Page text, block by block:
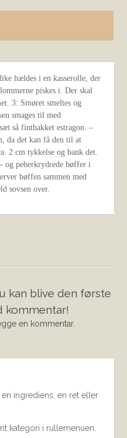
hældes i en kasserolle, der
piskes i. Der skal
3: Smøret smeltes og
smages til med
så finthakket estragon. –
da det kan få den til at
2 cm tykkelse og bank det.
og peberkrydrede bøffer i
bøffen sammen med
sovsen over.
kan blive den første
kommentar!
en kommentar.
ingrediens, en ret eller
kategori i rullemenuen.